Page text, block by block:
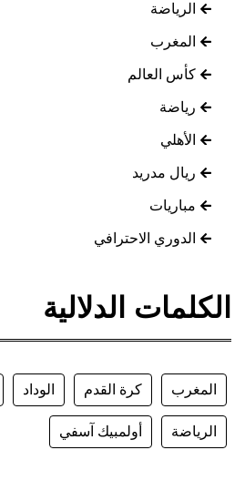
الرياضة
المغرب
كأس العالم
رياضة
الأهلي
ريال مدريد
مباريات
الدوري الاحترافي
الكلمات الدلالية
المغرب كرة القدم الوداد
الرياضة أولمبيك آسفي